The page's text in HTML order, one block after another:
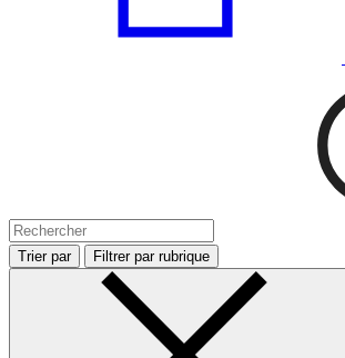
Trier par Filtrer par rubrique